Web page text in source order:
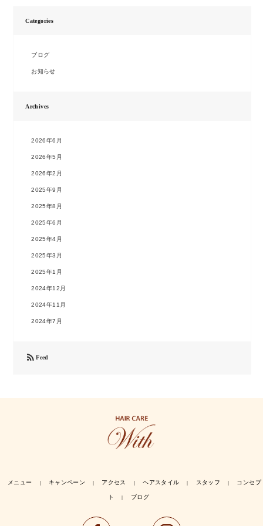
Categories
ブログ
お知らせ
Archives
2026年6月
2026年5月
2026年2月
2025年9月
2025年8月
2025年6月
2025年4月
2025年3月
2025年1月
2024年12月
2024年11月
2024年7月
Feed
メニュー キャンペーン アクセス ヘアスタイル スタッフ コンセプ
ト ブログ